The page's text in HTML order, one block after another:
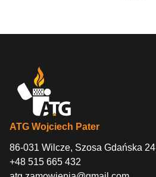
ATG Wojciech Pater
86-031 Wilcze, Szosa Gdańska 24
+48 515 665 432